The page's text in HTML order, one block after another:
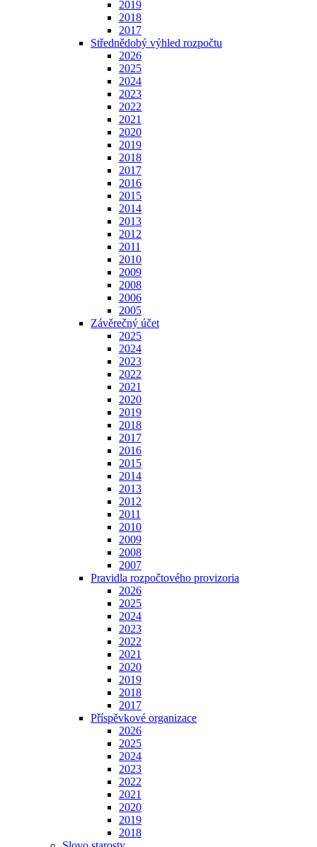
2019
2018
2017
Střednědobý výhled rozpočtu
2026
2025
2024
2023
2022
2021
2020
2019
2018
2017
2016
2015
2014
2013
2012
2011
2010
2009
2008
2006
2005
Závěrečný účet
2025
2024
2023
2022
2021
2020
2019
2018
2017
2016
2015
2014
2013
2012
2011
2010
2009
2008
2007
Pravidla rozpočtového provizoria
2026
2025
2024
2023
2022
2021
2020
2019
2018
2017
Příspěvkové organizace
2026
2025
2024
2023
2022
2021
2020
2019
2018